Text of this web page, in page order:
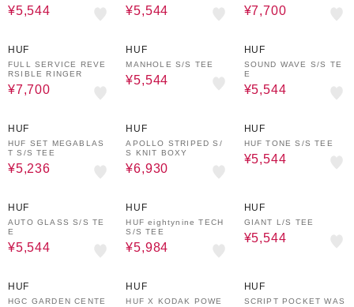
¥5,544 ¥5,544 ¥7,700
HUF
FULL SERVICE REVE
RSIBLE RINGER
¥7,700
HUF
MANHOLE S/S TEE
¥5,544
HUF
SOUND WAVE S/S TE
E
¥5,544
HUF
HUF SET MEGABLAS
T S/S TEE
¥5,236
HUF
APOLLO STRIPED S/
S KNIT BOXY
¥6,930
HUF
HUF TONE S/S TEE
¥5,544
HUF
AUTO GLASS S/S TE
E
¥5,544
HUF
HUF eightynine TECH
S/S TEE
¥5,984
HUF
GIANT L/S TEE
¥5,544
HUF
HGC GARDEN CENTE
HUF
HUF X KODAK POWE
HUF
SCRIPT POCKET WAS